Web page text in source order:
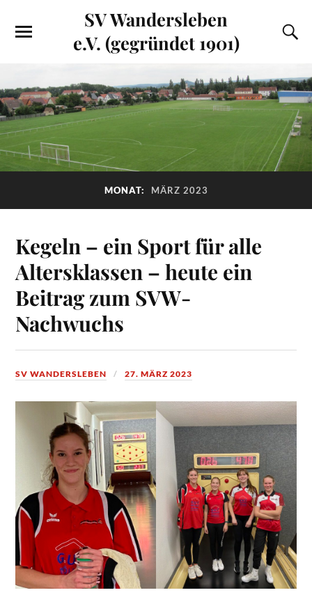
SV Wandersleben
e.V. (gegründet 1901)
MONAT: MÄRZ 2023
Kegeln – ein Sport für alle
Altersklassen – heute ein
Beitrag zum SVW-
Nachwuchs
SV WANDERSLEBEN 27. MÄRZ 2023